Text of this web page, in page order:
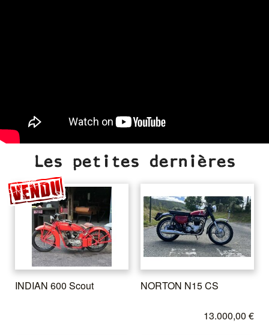
Les petites dernières
INDIAN 600 Scout NORTON N15 CS
13.000,00 €